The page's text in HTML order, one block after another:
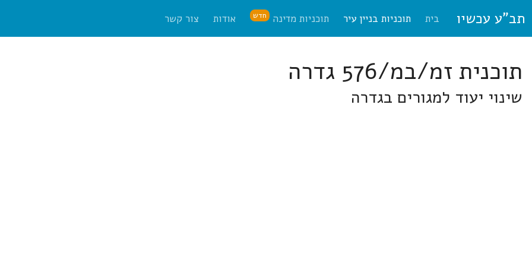
תב"ע עכשיו בית תוכניות בניין עיר תוכניות מדינה חדש אודות צור קשר
תוכנית זמ/במ/576 גדרה
שינוי יעוד למגורים בגדרה